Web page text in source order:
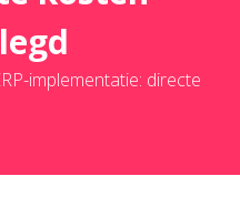
implementatie: directe